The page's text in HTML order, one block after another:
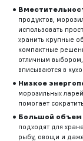
продуктов,
использовать
хранить крупные
компактные
отличным
вписываются в
Низкое
морозильных
помогает
Большой объем
подходят для
рыбу, овощи и